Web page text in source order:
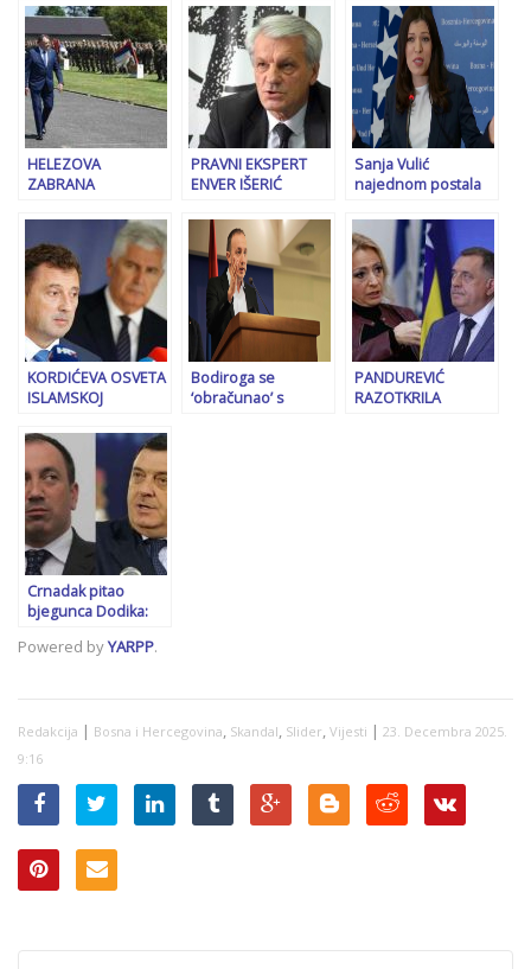
Minimalna plaća
povećana za 381
KM, ali troškovi
doprinosa rastu za
304 KM
Kadenić o novoj
funkciji, uhapšenim
kolegama,
tenderima…
zaustaviti Dodika ili…
HELEZOVA
ZABRANA
POBUNA SRPSKIH
GENERALA OSBiH:
Da li će 12. maj biti
dan D za Dodika ili
za BiH?
PRAVNI EKSPERT
ENVER IŠERIĆ
zaustaviti blokade u
Predsjedništvu
Bosne i
Hercegovine?
Sanja Vulić
najednom postala
su provokacije…’
KORDIĆEVA OSVETA
ISLAMSKOJ
Najavljuje
preispitivanje
odluka donošenih u
mandatu Safeta
Oručevića, odluke
paradržave Herceg-
Bosne ne dovodi u
pitanje
Bodiroga se
‘obračunao’ s
PANDUREVIĆ
RAZOTKRILA
Crnadak pitao
bjegunca Dodika:
ukidanje sankcija
Powered byYARPP.
Redakcija | Bosna i Hercegovina, Skandal, Slider, Vijesti | 23. Decembra 2025.
9:16